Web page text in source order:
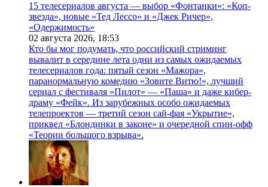
15 телесериалов августа — выбор «Фонтанки»: «Коп-
звезда», новые «Тед Лессо» и «Джек Ричер»,
«Одержимость»
02 августа 2026, 18:53
Кто бы мог подумать, что российский стриминг
вывалит в середине лета одни из самых ожидаемых
телесериалов года: пятый сезон «Мажора»,
паранормальную комедию «Зовите Витю!», лучший
сериал с фестиваля «Пилот» — «Паша» и даже кибер-
драму «Фейк». Из зарубежных особо ожидаемых
телепроектов — третий сезон сай-фая «Укрытие»,
приквел «Блондинки в законе» и очередной спин-офф
«Теории большого взрыва».